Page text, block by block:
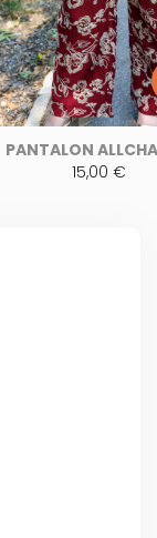
PANTALON
15,00 €